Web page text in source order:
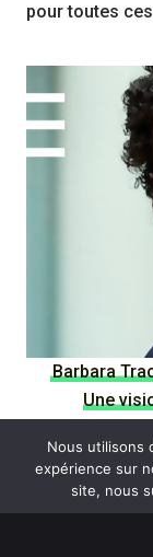
pour toutes
Barbara
Une
DANS LA
Nous utilisons
expérience sur
site, nous